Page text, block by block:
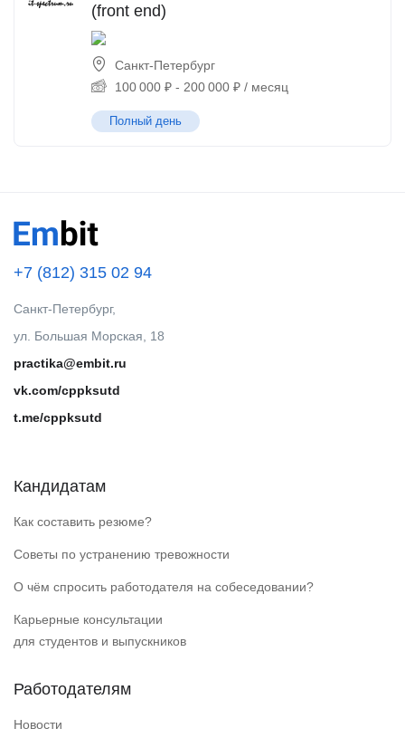
(front end)
Санкт-Петербург
100 000 ₽ - 200 000 ₽ / месяц
Полный день
+7 (812) 315 02 94
Санкт-Петербург,
ул. Большая Морская, 18
practika@embit.ru
vk.com/cppksutd
t.me/cppksutd
Кандидатам
Как составить резюме?
Советы по устранению тревожности
О чём спросить работодателя на собеседовании?
Карьерные консультации
для студентов и выпускников
Работодателям
Новости